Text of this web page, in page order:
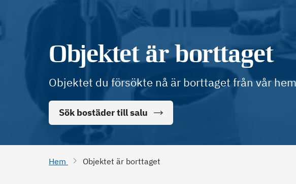
Objektet är borttaget
Objektet du försökte nå är borttaget från vår
Sök bostäder till salu
Hem Objektet är borttaget